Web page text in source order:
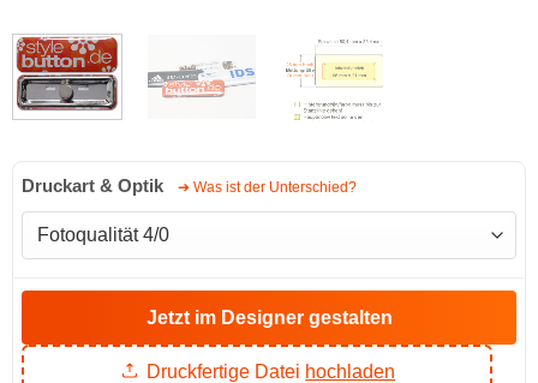
Druckart & Optik ➔ Was ist der Unterschied?
Jetzt im Designer gestalten
Druckfertige Datei hochladen